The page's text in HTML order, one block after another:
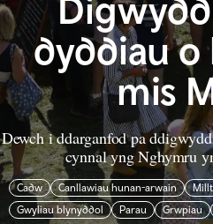
dyddiau
mis
Dewch i ddarganfod pa
cynnal yng Nghymru
Cadw Canllawiau hunan-arwain
Gwyliau blynyddol
Parau Grwpiau